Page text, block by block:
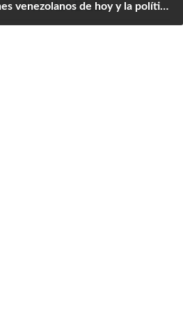
Los Jóvenes venezolanos de hoy y la política una visión cualitativa